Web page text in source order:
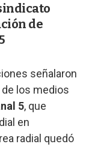
de
señalaron
los medios
5, que
en
radial quedó